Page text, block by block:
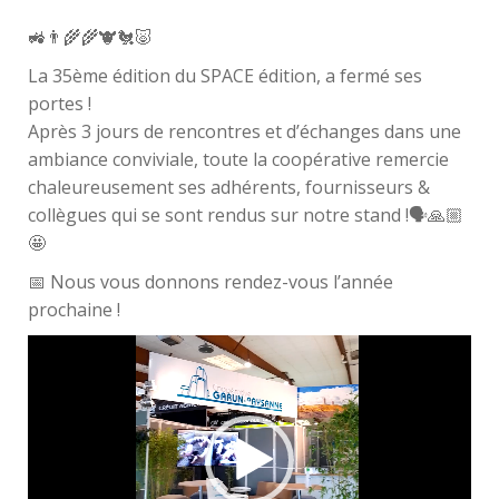
🚜👨‍🌾🌾🐮🐔🐷
La 35ème édition du SPACE édition, a fermé ses
portes !
Après 3 jours de rencontres et d’échanges dans une
ambiance conviviale, toute la coopérative remercie
chaleureusement ses adhérents, fournisseurs &
collègues qui se sont rendus sur notre stand !🗣🙏🏼
🤩
📅 Nous vous donnons rendez-vous l’année
prochaine !